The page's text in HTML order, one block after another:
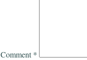
Comment*